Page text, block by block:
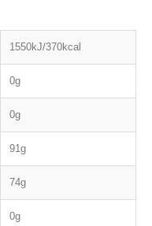
1550kJ/370kcal
0g
0g
91g
74g
0g